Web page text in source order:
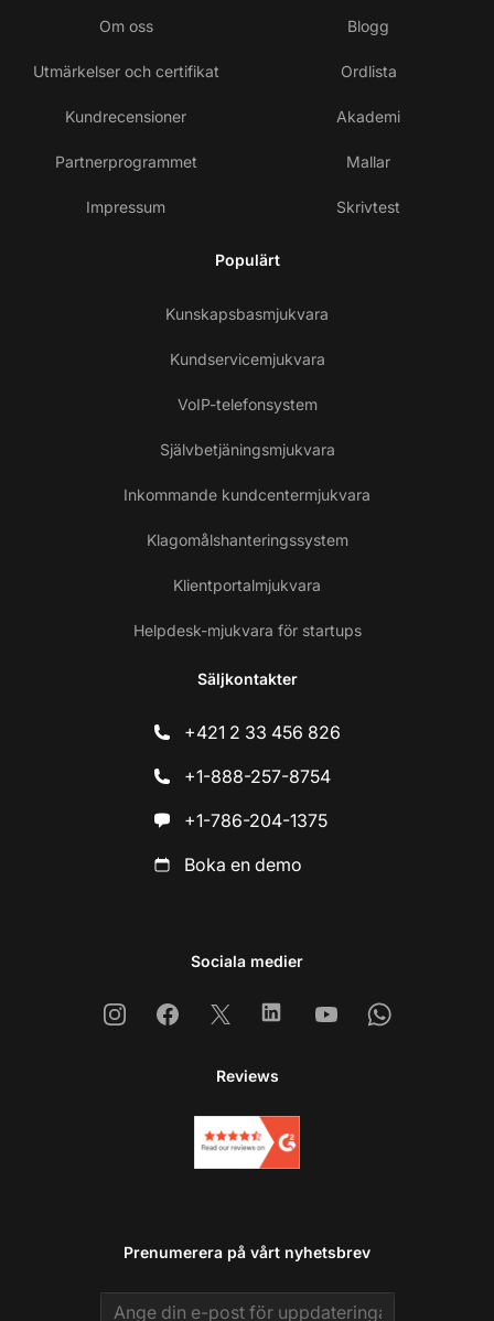
Om oss
Utmärkelser och certifikat
Kundrecensioner
Partnerprogrammet
Impressum
Blogg
Ordlista
Akademi
Mallar
Skrivtest
Populärt
Kunskapsbasmjukvara
Kundservicemjukvara
VoIP-telefonsystem
Självbetjäningsmjukvara
Inkommande kundcentermjukvara
Klagomålshanteringssystem
Klientportalmjukvara
Helpdesk-mjukvara för startups
Säljkontakter
+421 2 33 456 826
+1-888-257-8754
+1-786-204-1375
Boka en demo
Sociala medier
InstagramFacebook
X LinkedinYoutubeWhatsapp
Reviews
Prenumerera på vårt nyhetsbrev
Email address